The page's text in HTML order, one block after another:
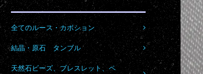
全てのルース・カボション
結晶・原石 タンブル
天然石ビーズ、ブレスレット、ペ